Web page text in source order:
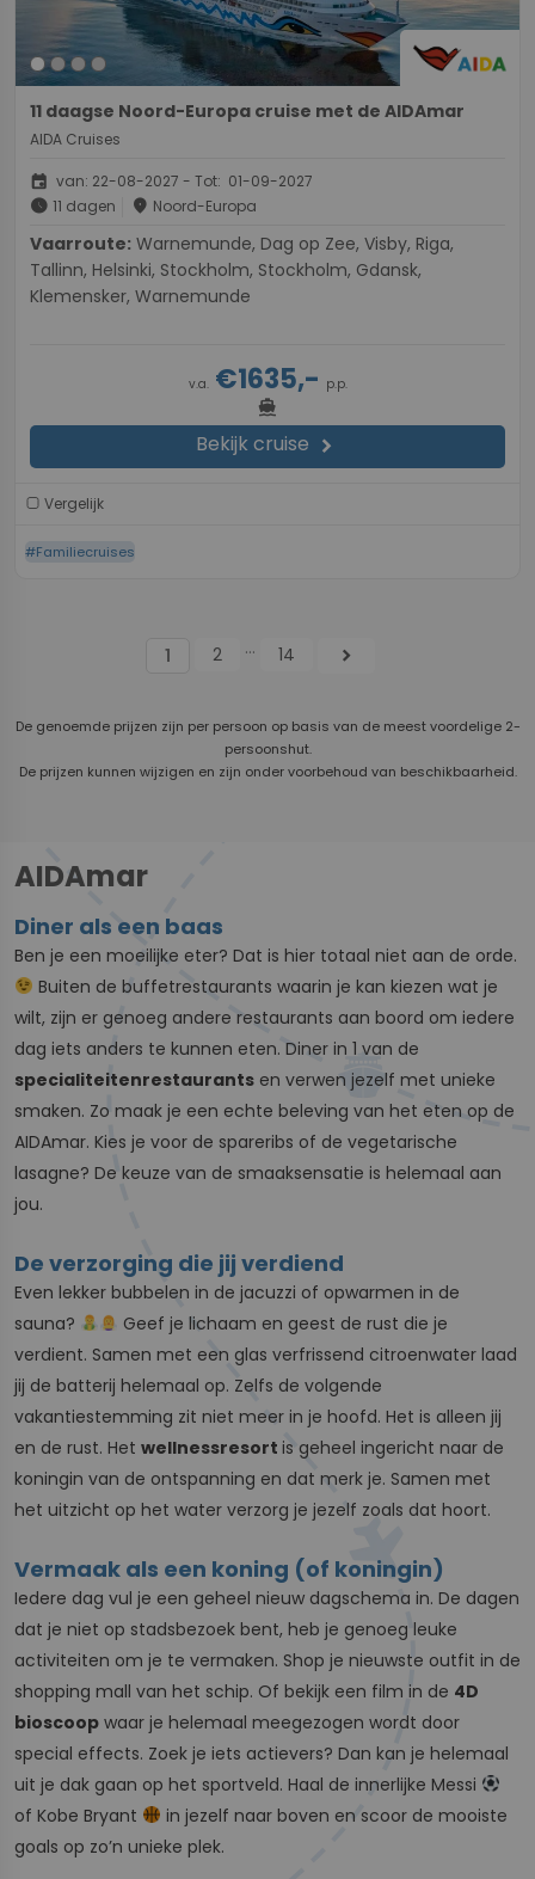
11 daagse Noord-Europa cruise met de AIDAmar
AIDA Cruises
event van: 22-08-2027 - Tot: 01-09-2027
schedule 11 dagen place Noord-Europa
Vaarroute:
Tallinn, Helsinki, Stockholm, Stockholm, Gdansk,
Klemensker, Warnemunde
v.a.€1635,- p.p.
directions_boat
Bekijk cruise chevron_right
Vergelijk
#Familiecruises
1 2 ... 14 chevron_right
De genoemde prijzen zijn per persoon op basis van de meest voordelige 2-
persoonshut.
De prijzen kunnen wijzigen en zijn onder voorbehoud van beschikbaarheid.
AIDAmar
Diner als een baas
Ben je een moeilijke eter? Dat is hier totaal niet aan de orde.
Buiten de buffetrestaurants waarin je kan kiezen wat je
wilt, zijn er genoeg andere restaurants aan boord om iedere
dag iets anders te kunnen eten. Diner in 1 van de
specialiteitenrestaurants en verwen jezelf met unieke
smaken. Zo maak je een echte beleving van het eten op de
AIDAmar. Kies je voor de spareribs of de vegetarische
lasagne? De keuze van de smaaksensatie is helemaal aan
jou.
De verzorging die jij verdiend
Even lekker bubbelen in de jacuzzi of opwarmen in de
sauna?
Geef je lichaam en geest de rust die je
verdient. Samen met een glas verfrissend citroenwater laad
jij de batterij helemaal op. Zelfs de volgende
vakantiestemming zit niet meer in je hoofd. Het is alleen jij
en de rust. Het wellnessresort is geheel ingericht naar de
koningin van de ontspanning en dat merk je. Samen met
het uitzicht op het water verzorg je jezelf zoals dat hoort.
Vermaak als een koning (of koningin)
Iedere dag vul je een geheel nieuw dagschema in. De dagen
dat je niet op stadsbezoek bent, heb je genoeg leuke
activiteiten om je te vermaken. Shop je nieuwste outfit in de
shopping mall van het schip. Of bekijk een film in de 4D
bioscoop waar je helemaal meegezogen wordt door
special effects. Zoek je iets actievers? Dan kan je helemaal
uit je dak gaan op het sportveld. Haal de innerlijke Messi
of Kobe Bryant
in jezelf naar boven en scoor de mooiste
goals op zo’n unieke plek.